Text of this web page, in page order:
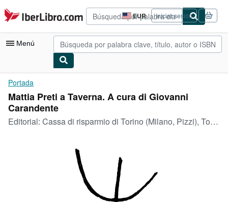
Pasar al contenido principal
IberLibro.com EUR
Preferencias
de
compra
del
Iniciar sesión
Menú
Mi cuenta
Consultar mis pedidos
Búsqueda avanzada
Portada
Mattia Preti a Taverna. A cura di Giovanni
Carandente
Editorial: Cassa di risparmio di Torino (Milano, Pizzi), Torino, 1966